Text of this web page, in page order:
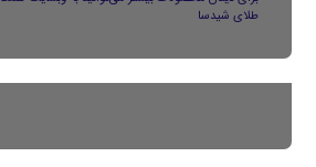
طلای شیدسا